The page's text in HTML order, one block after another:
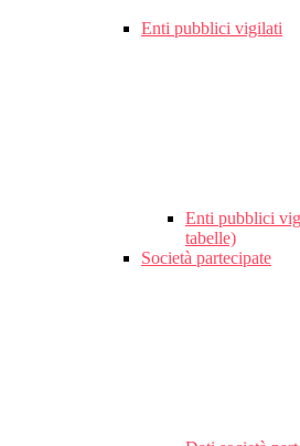
Enti pubblici vigilati
Enti pubblici
tabelle)
Società partecipate